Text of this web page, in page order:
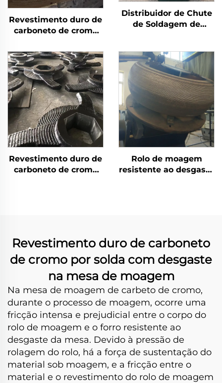
Revestimento duro de
carboneto de cromo
desgaste na mesa de
moagem
Distribuidor de Chute
de Soldagem de
Revestimento duro de
carboneto de cromo
Rolo de moagem
resistente ao desgaste
Revestimento duro de carboneto
de cromo por solda com desgaste
na mesa de moagem
Na mesa de moagem de carbeto de cromo,
durante o processo de moagem, ocorre uma
fricção intensa e prejudicial entre o corpo do
rolo de moagem e o forro resistente ao
desgaste da mesa. Devido à pressão de
rolagem do rolo, há a força de sustentação do
material sob moagem, e a fricção entre o
material e o revestimento do rolo de moagem